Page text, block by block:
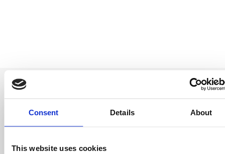
Consent Details About
This website uses cookies